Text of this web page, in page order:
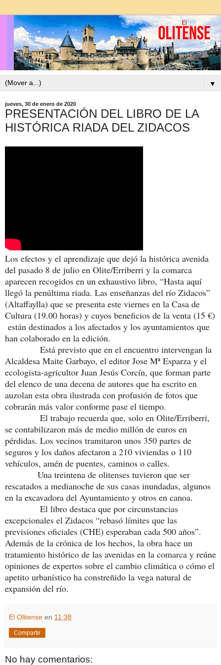
▼
jueves, 30 de enero de 2020
PRESENTACIÓN DEL LIBRO DE LA
HISTÓRICA RIADA DEL ZIDACOS
Los efectos y el aprendizaje que dejó la histórica avenida
del pasado 8 de julio en Olite/Erriberri y la comarca
aparecen recogidos en un exhaustivo libro, “Hasta aquí
llegó la penúltima riada. Las enseñanzas del río Zidacos”
(Altaffaylla) que se presenta este viernes en la Casa de
Cultura (19.00 horas) y cuyos beneficios de la venta (15 €)
están destinados a los afectados y los ayuntamientos que
han colaborado en la edición.
Está previsto que en el encuentro intervengan la
Alcaldesa Maite Garbayo, el editor Jose Mª Esparza y el
ecologista-agricultor Juan Jesús Corcín, que forman parte
del elenco de una decena de autores que ha escrito en
auzolan esta obra ilustrada con profusión de fotos que
cobrarán más valor conforme pase el tiempo.
El trabajo recuerda que, solo en Olite/Erriberri,
se contabilizaron más de medio millón de euros en
pérdidas. Los vecinos tramitaron unos 350 partes de
seguros y los daños afectaron a 210 viviendas o 110
vehículos, amén de puentes, caminos o calles.
Una treintena de olitenses tuvieron que ser
rescatados a medianoche de sus casas inundadas, algunos
en la excavadora del Ayuntamiento y otros en canoa.
El libro destaca que por circunstancias
excepcionales el Zidacos “rebasó límites que las
previsiones oficiales (CHE) esperaban cada 500 años”.
Además de la crónica de los hechos, la obra hace un
tratamiento histórico de las avenidas en la comarca y reúne
opiniones de expertos sobre el cambio climática o cómo el
apetito urbanístico ha constreñido la vega natural de
expansión del río.
El Olitense en 11:38
Compartir
No hay comentarios: